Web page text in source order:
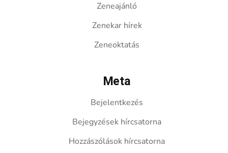
Zeneajánló
Zenekar hírek
Zeneoktatás
Meta
Bejelentkezés
Bejegyzések hírcsatorna
Hozzászólások hírcsatorna